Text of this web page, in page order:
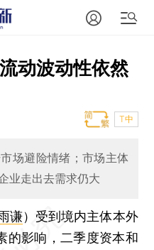
动波动性依然
T中
场避险情绪；市场主体
业走出去需求仍大
谦） 受到境内主体本外
的影响，二季度资本和